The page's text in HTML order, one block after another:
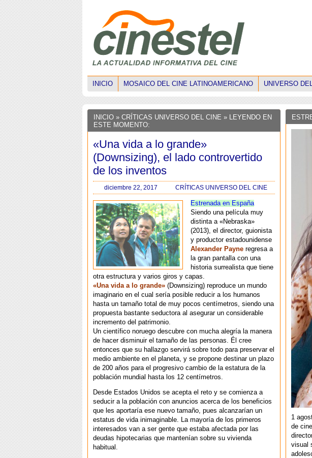
INICIO MOSAICO DEL CINE LATINOAMERICANO UNIVERSO
INICIO » CRÍTICAS UNIVERSO DEL CINE » LEYENDO EN
ESTE MOMENTO:
«Una vida a lo grande»
(Downsizing), el lado controvertido
de los inventos
diciembre 22, 2017 CRÍTICAS UNIVERSO DEL CINE
Estrenada en España
Siendo una película muy
distinta a «Nebraska»
(2013), el director, guionista
y productor estadounidense
Alexander Payne regresa a
la gran pantalla con una
historia surrealista que tiene
otra estructura y varios giros y capas.
«Una vida a lo grande» (Downsizing) reproduce un mundo
imaginario en el cual sería posible reducir a los humanos
hasta un tamaño total de muy pocos centímetros, siendo una
propuesta bastante seductora al asegurar un considerable
incremento del patrimonio.
Un científico noruego descubre con mucha alegría la manera
de hacer disminuir el tamaño de las personas. Él cree
entonces que su hallazgo servirá sobre todo para preservar el
medio ambiente en el planeta, y se propone destinar un plazo
de 200 años para el progresivo cambio de la estatura de la
población mundial hasta los 12 centímetros.
Desde Estados Unidos se acepta el reto y se comienza a
seducir a la población con anuncios acerca de los beneficios
que les aportaría ese nuevo tamaño, pues alcanzarían un
estatus de vida inimaginable. La mayoría de los primeros
interesados van a ser gente que estaba afectada por las
deudas hipotecarias que mantenían sobre su vivienda
habitual.
1
de
visual